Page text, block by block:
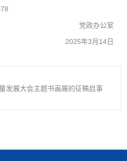
党政办公室
2025年3月14日
发展大会主题书画展的征稿启事